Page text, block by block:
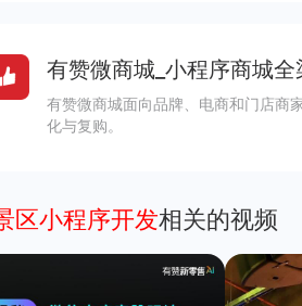
有赞微商城_小程序商城
有赞微商城面向品牌、电商和门店商
化与复购。
区小程序开发相关的视频